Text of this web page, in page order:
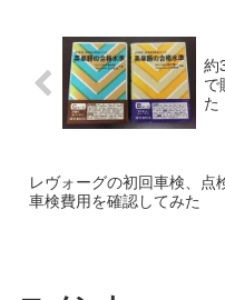
約
で
た
レヴォーグの初回車検、点
車検費用を確認してみた